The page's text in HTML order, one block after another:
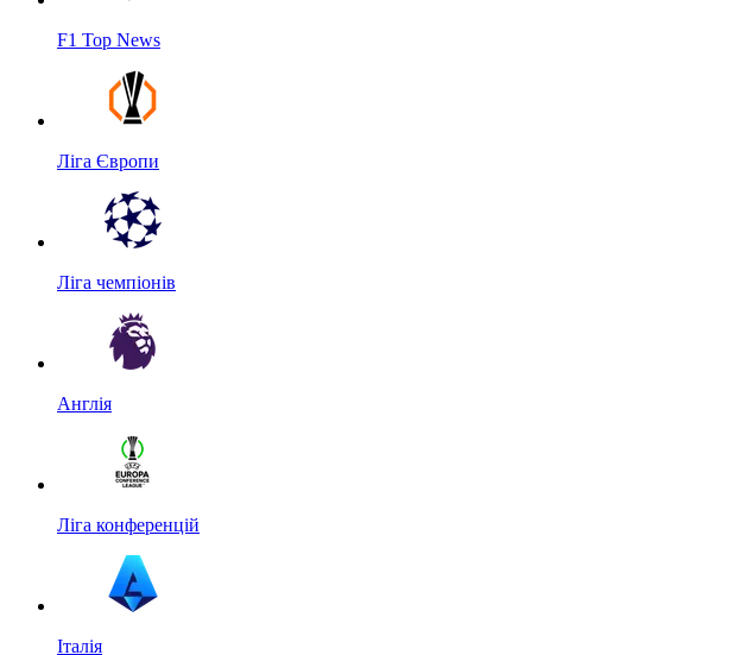
F1 Top News
Ліга Європи
Ліга чемпіонів
Англія
Ліга конференцій
Італія